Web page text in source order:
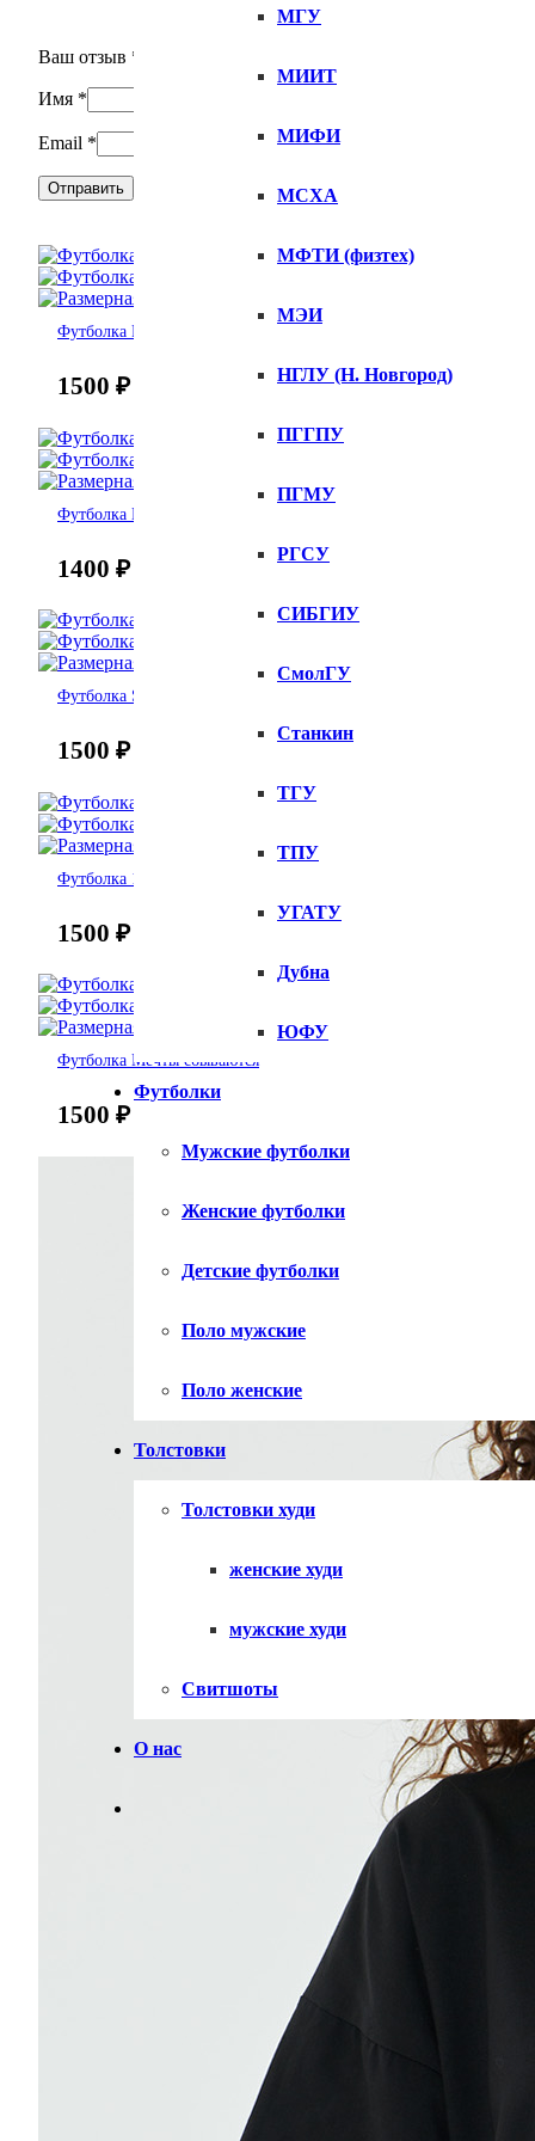
МГУ
МИИТ
МИФИ
МСХА
МФТИ (физтех)
МЭИ
НГЛУ (Н. Новгород)
ПГГПУ
ПГМУ
РГСУ
СИБГИУ
СмолГУ
Станкин
ТГУ
ТПУ
УГАТУ
Дубна
ЮФУ
Футболки
Мужские футболки
Женские футболки
Детские футболки
Поло мужские
Поло женские
Толстовки
Толстовки худи
женские худи
мужские худи
Свитшоты
О нас
Ваш отзыв *
Имя *
Email *
Футболка Рекомендую
1500 ₽
Футболка Непиздити
1400 ₽
Футболка Strawberry
1500 ₽
Футболка 18 с чем-то лет
1500 ₽
Футболка Мечты сбываются
1500 ₽